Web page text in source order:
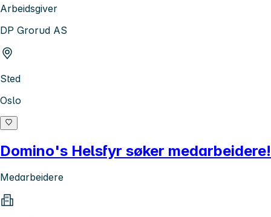
Arbeidsgiver
DP Grorud AS
Sted
Oslo
Domino's Helsfyr søker medarbeidere!
Medarbeidere